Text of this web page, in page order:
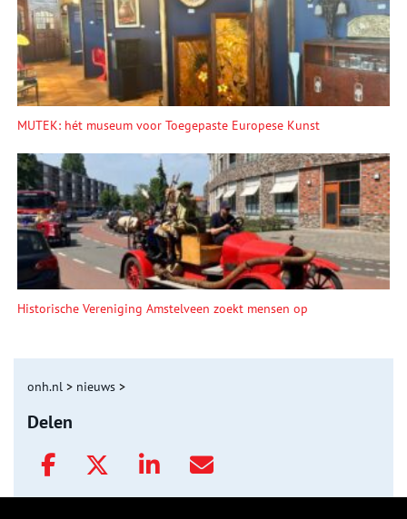
MUTEK: hét museum voor Toegepaste Europese Kunst
Historische Vereniging Amstelveen zoekt mensen op
onh.nl > nieuws >
Delen